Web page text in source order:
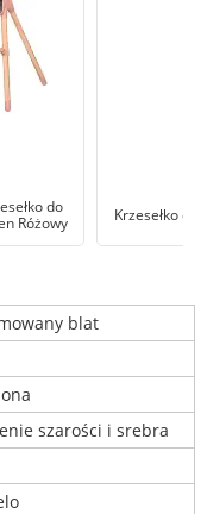
do
Różowy
Krzesełko
blat
szarości i srebra